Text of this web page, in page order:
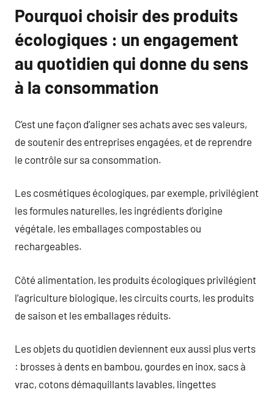
Pourquoi choisir des produits
écologiques : un engagement
au quotidien qui donne du sens
à la consommation
C’est une façon d’aligner ses achats avec ses valeurs,
de soutenir des entreprises engagées, et de reprendre
le contrôle sur sa consommation.
Les cosmétiques écologiques, par exemple, privilégient
les formules naturelles, les ingrédients d’origine
végétale, les emballages compostables ou
rechargeables.
Côté alimentation, les produits écologiques privilégient
l’agriculture biologique, les circuits courts, les produits
de saison et les emballages réduits.
Les objets du quotidien deviennent eux aussi plus verts
: brosses à dents en bambou, gourdes en inox, sacs à
vrac, cotons démaquillants lavables, lingettes